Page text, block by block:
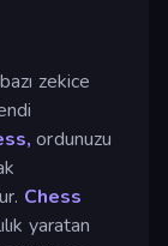
zekice
ordunuzu
Chess
yaratan